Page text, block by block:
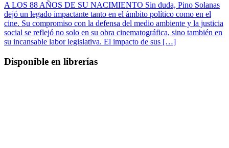
A LOS 88 AÑOS DE SU NACIMIENTO Sin duda, Pino Solanas
dejó un legado impactante tanto en el ámbito político como en el
cine. Su compromiso con la defensa del medio ambiente y la justicia
social se reflejó no solo en su obra cinematográfica, sino también en
su incansable labor legislativa. El impacto de sus […]
Disponible en librerías